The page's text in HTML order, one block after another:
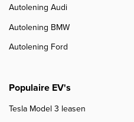
Autolening Audi
Autolening BMW
Autolening Ford
Populaire EV's
Tesla Model 3 leasen